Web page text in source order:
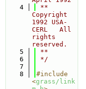
    4
**
Copyright
1992 USA-
CERL   All
rights
reserved.
    5
**
    6
*/
    7
    8
#include
<grass/link